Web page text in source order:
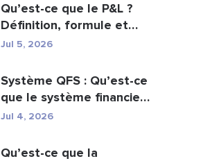
Qu’est-ce que le P&L ?
Définition, formule et
calcul
Jul 5, 2026
Système QFS : Qu’est-ce
que le système financier
quantique es...
Jul 4, 2026
Qu’est-ce que la